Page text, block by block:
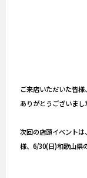
ご来店いただいた皆
ありがとうございまし
次回の店頭イベント
様、6/30(日)和歌山県